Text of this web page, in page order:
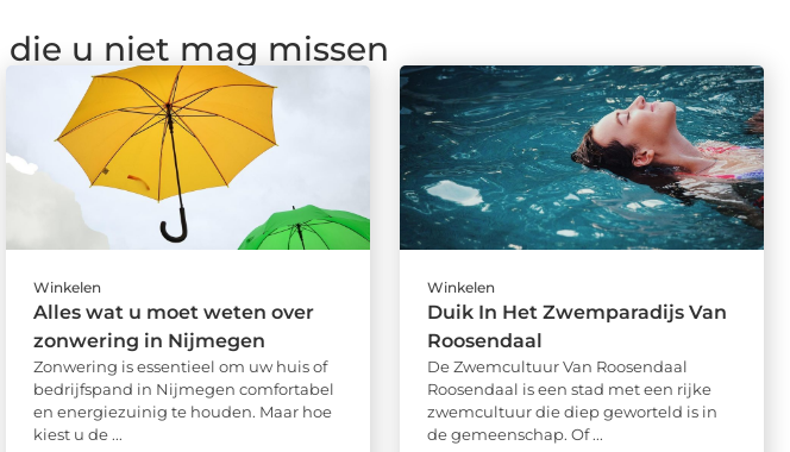
die u niet mag missen
Winkelen
Alles wat u moet weten over
zonwering in Nijmegen
Zonwering is essentieel om uw huis of
bedrijfspand in Nijmegen comfortabel
en energiezuinig te houden. Maar hoe
kiest u de ...
Winkelen
Duik In Het Zwemparadijs Van
Roosendaal
De Zwemcultuur Van Roosendaal
Roosendaal is een stad met een rijke
zwemcultuur die diep geworteld is in
de gemeenschap. Of ...